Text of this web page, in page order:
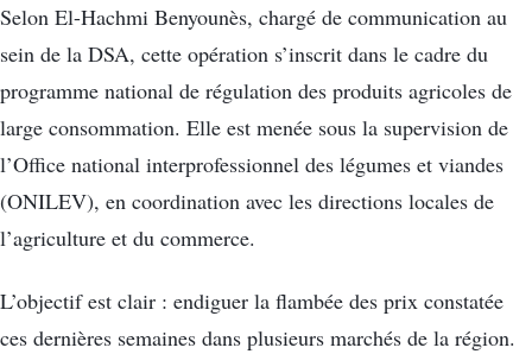
Selon El-Hachmi Benyounès, chargé de communication au
sein de la DSA, cette opération s’inscrit dans le cadre du
programme national de régulation des produits agricoles de
large consommation. Elle est menée sous la supervision de
l’Office national interprofessionnel des légumes et viandes
(ONILEV), en coordination avec les directions locales de
l’agriculture et du commerce.
L’objectif est clair : endiguer la flambée des prix constatée
ces dernières semaines dans plusieurs marchés de la région.